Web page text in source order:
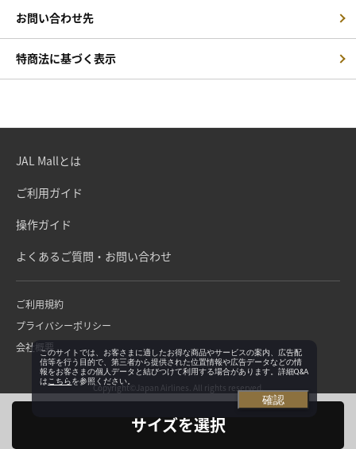
サイズを選択
お問い合わせ先
特商法に基づく表示
JAL Mallとは
ご利用ガイド
操作ガイド
よくあるご質問・お問い合わせ
ご利用規約
プライバシーポリシー
会社概要
Copyright©Japan Airlines. All rights reserved.
このサイトでは、お客さまに適したお得な商品やサービスの案内、広告配
信等を行う目的で、第三者から提供された位置情報や広告データなどの情
報をお客さまの個人データと結びつけて利用する場合があります。詳細Q&A
は こちらを参照ください。
確認